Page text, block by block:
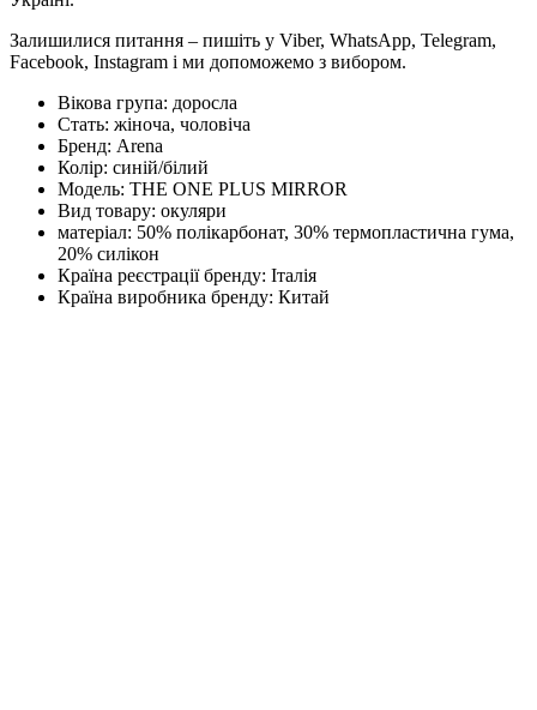
Залишилися питання – пишіть у Viber, WhatsApp, Telegram,
Facebook, Instagram і ми допоможемо з вибором.
Вікова група: доросла
Стать: жіноча, чоловіча
Бренд: Arena
Колір: синій/білий
Модель: THE ONE PLUS MIRROR
Вид товару: окуляри
матеріал: 50% полікарбонат, 30% термопластична гума,
20% силікон
Країна реєстрації бренду: Італія
Країна виробника бренду: Китай